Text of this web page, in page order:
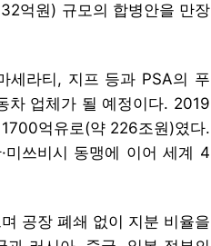
억원) 규모의 합병안을 만장
세라티, 지프 등과 PSA의 푸
차 업체가 될 예정이다. 2019
억유로(약 226조원)였다.
미쓰비시 동맹에 이어 세계 4
공장 폐쇄 없이 지분 비율을